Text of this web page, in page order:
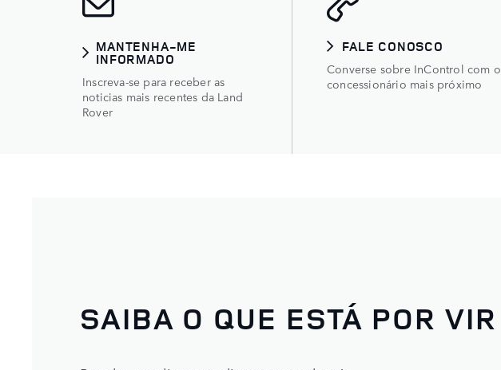
MANTENHA-ME
INFORMADO
Inscreva-se para receber as
noticias mais recentes da Land
Rover
FALE CONOSCO
Converse sobre InControl com o
concessionário mais próximo
SAIBA O QUE ESTÁ POR VIR